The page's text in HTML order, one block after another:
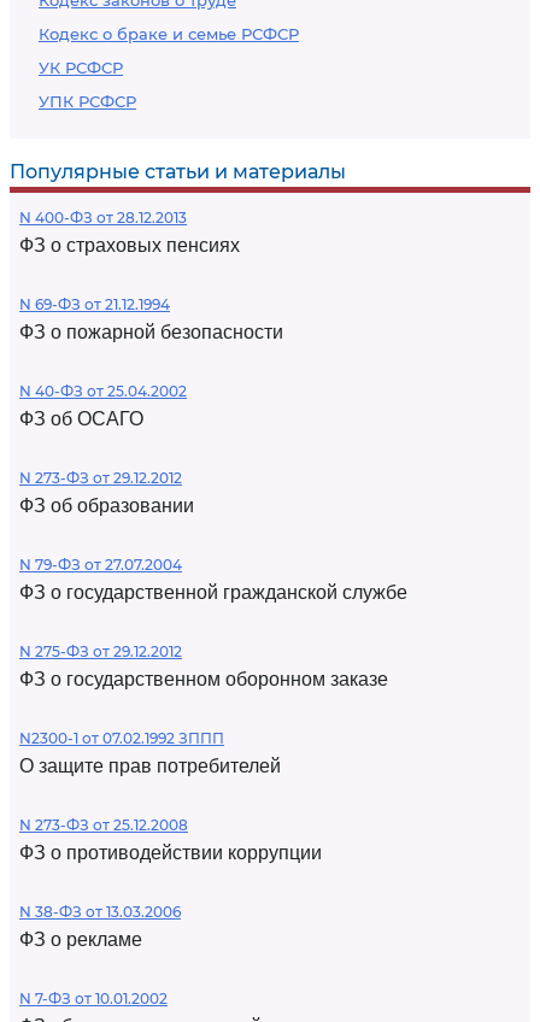
Кодекс о браке и семье РСФСР
УК РСФСР
УПК РСФСР
Популярные статьи и материалы
N 400-ФЗ от 28.12.2013
ФЗ о страховых пенсиях
N 69-ФЗ от 21.12.1994
ФЗ о пожарной безопасности
N 40-ФЗ от 25.04.2002
ФЗ об ОСАГО
N 273-ФЗ от 29.12.2012
ФЗ об образовании
N 79-ФЗ от 27.07.2004
ФЗ о государственной гражданской службе
N 275-ФЗ от 29.12.2012
ФЗ о государственном оборонном заказе
N2300-1 от 07.02.1992 ЗППП
О защите прав потребителей
N 273-ФЗ от 25.12.2008
ФЗ о противодействии коррупции
N 38-ФЗ от 13.03.2006
ФЗ о рекламе
N 7-ФЗ от 10.01.2002